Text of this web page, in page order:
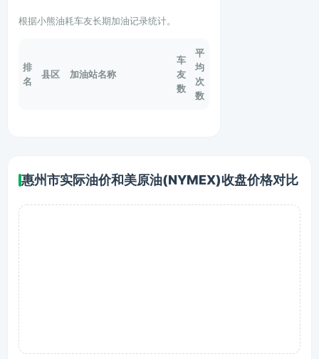
根据小熊油耗车友长期加油记录统计。
排
名
县区 加油站名称
车
友
数
平
均
次
数
惠州市实际油价和美原油(NYMEX)收盘价格对比